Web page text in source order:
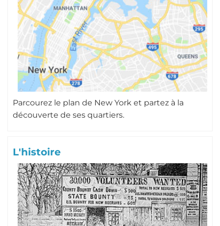
Parcourez le plan de New York et partez à la
découverte de ses quartiers.
L'histoire